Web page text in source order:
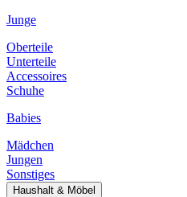
Junge
Oberteile
Unterteile
Accessoires
Schuhe
Babies
Mädchen
Jungen
Sonstiges
Haushalt & Möbel